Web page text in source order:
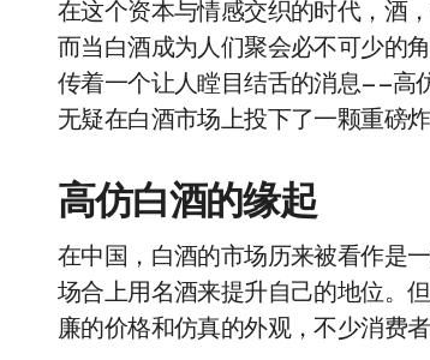
在这个资本与情感交织的时代，酒
而当白酒成为人们聚会必不可少的
传着一个让人瞠目结舌的消息——高
无疑在白酒市场上投下了一颗重磅
高仿白酒的缘起
在中国，白酒的市场历来被看作是
场合上用名酒来提升自己的地位。
廉的价格和仿真的外观，不少消费